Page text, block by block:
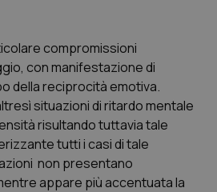
compromissioni
con manifestazione di
della reciprocità emotiva.
situazioni di ritardo mentale
risultando tuttavia tale
tutti i casi di tale
non presentano
appare più accentuata la